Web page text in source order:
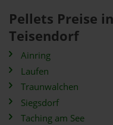
Pellets Preise
Teisendorf
Ainring
Laufen
Traunwalchen
Siegsdorf
Taching am See